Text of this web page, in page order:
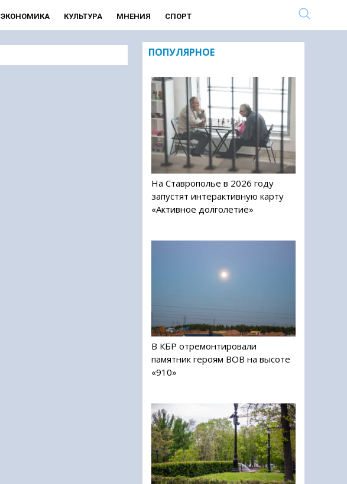
ЭКОНОМИКА КУЛЬТУРА МНЕНИЯ СПОРТ
ПОПУЛЯРНОЕ
На Ставрополье в 2026 году
запустят интерактивную карту
«Активное долголетие»
В КБР отремонтировали
памятник героям ВОВ на высоте
«910»